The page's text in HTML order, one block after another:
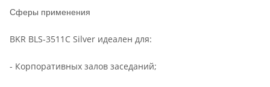
Сферы применения
BKR BLS-3511C Silver идеален для:
- Корпоративных залов заседаний;